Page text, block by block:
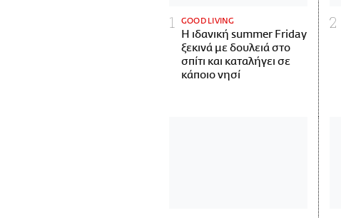
GOOD LIVING
Η ιδανική summer Friday
ξεκινά με δουλειά στο
σπίτι και καταλήγει σε
κάποιο νησί